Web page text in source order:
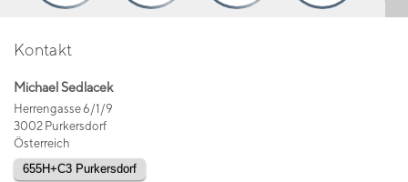
Kontakt
Michael Sedlacek
Herrengasse 6/1/9
3002 Purkersdorf
Österreich
655H+C3 Purkersdorf